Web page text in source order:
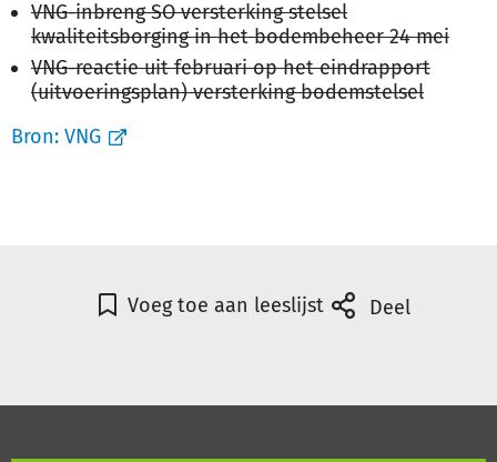
VNG-inbreng SO versterking stelsel
kwaliteitsborging in het bodembeheer 24 mei
VNG-reactie uit februari op het eindrapport
(uitvoeringsplan) versterking bodemstelsel
Bron: VNG
Voeg toe aan leeslijst Deel